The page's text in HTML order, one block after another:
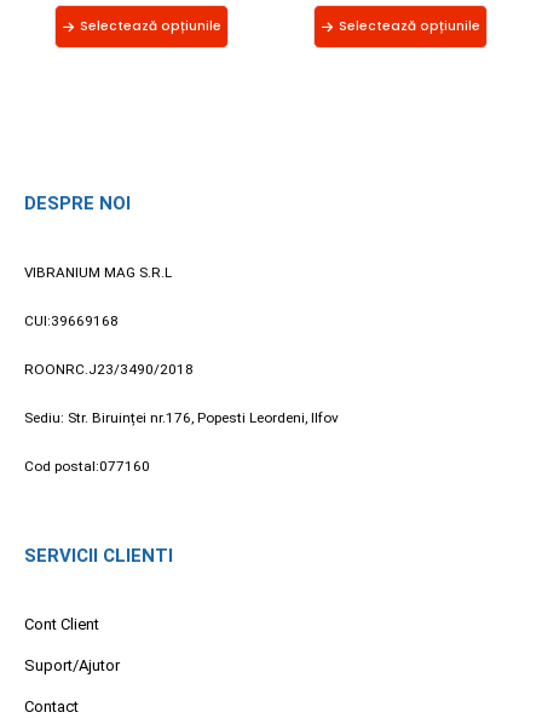
Selectează opțiunile Selectează opțiunile
DESPRE NOI
VIBRANIUM MAG S.R.L
CUI:39669168
ROONRC.J23/3490/2018
Sediu: Str. Biruinței nr.176, Popesti Leordeni, Ilfov
Cod postal:077160
SERVICII CLIENTI
Cont Client
Suport/Ajutor
Contact